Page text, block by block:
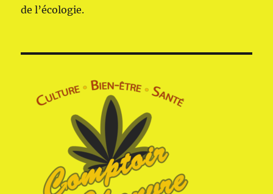
de l’écologie.